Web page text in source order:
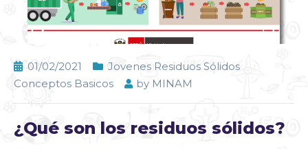
01/02/2021
Jovenes Residuos Sólidos
Conceptos Basicos
by MINAM
¿Qué son los residuos sólidos?